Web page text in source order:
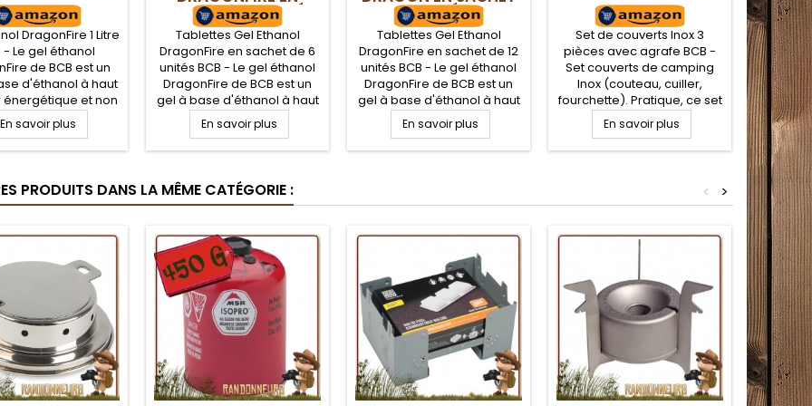
DragonFire 1 Litre
- Le gel éthanol
de BCB est un
d'éthanol à haut
énergétique et non
En bouteille
de 1L avec
à vis, il est
bien combustible
réchaud éthanol
En savoir plus
SACHET DE 6 UNITÉS
BCB
Tablettes Gel Ethanol
DragonFire en sachet de 6
unités BCB - Le gel éthanol
DragonFire de BCB est un
gel à base d'éthanol à haut
pouvoir énergétique et non
toxique. En sachet de 6
tablettes de 27 g avec
tant qu'allume feu ou bien
combustible pour votre
En savoir plus
DE 12 UNITÉS BCB
Tablettes Gel Ethanol
DragonFire en sachet de 12
unités BCB - Le gel éthanol
DragonFire de BCB est un
gel à base d'éthanol à haut
pouvoir énergétique et non
toxique. En sachet de 12
tablettes de 27 g avec
En savoir plus
Set de couverts Inox 3
pièces avec agrafe BCB -
Set couverts de camping
Inox (couteau, cuiller,
fourchette). Pratique, ce set
de couverts en acier
inoxydable sera très
robuste et adapté à tous les
agrafe, permettant de les
le transport
En savoir plus
Set
Ouvre
Set
KFS
ouvre
robuste
range
PRODUITS DANS LA MÊME CATÉGORIE : >
<